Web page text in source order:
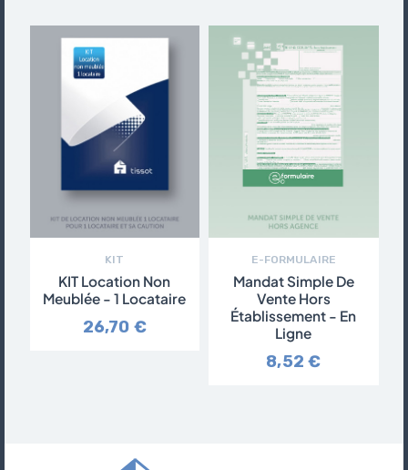
KIT
KIT Location Non
Meublée - 1 Locataire
26,70 €
E-FORMULAIRE
Mandat Simple De
Vente Hors
Établissement - En
Ligne
8,52 €